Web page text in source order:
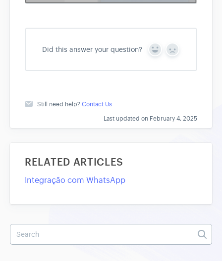
Did this answer your question?
Y
s
N
Still need help?Contact Us
Last updated on February 4, 2025
RELATED ARTICLES
Integração com WhatsApp